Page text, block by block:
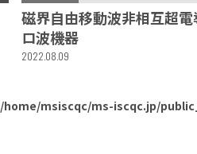
磁界自由移動波非相互超電
ロ波機器
2022.08.09
/home/msiscqc/ms-iscqc.jp/